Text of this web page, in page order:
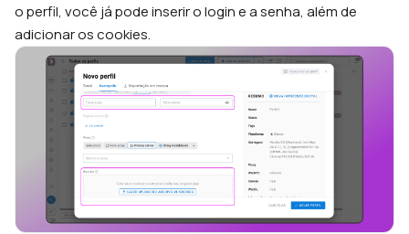
o perfil, você já pode inserir o login e a senha, além de
adicionar os cookies.